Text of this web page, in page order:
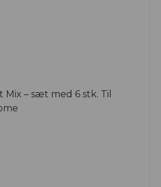
– sæt med 6 stk. Til